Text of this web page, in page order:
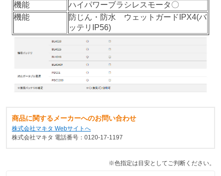
機能
ハイパワーブラシレスモータ〇
機能
防じん・防水 ウェットガードIPX4(バ
ッテリIP56)
商品に関するメーカーへのお問い合わせ
株式会社マキタ Webサイトへ
株式会社マキタ 電話番号：0120-17-1197
※色指定は目安としてご判断ください。